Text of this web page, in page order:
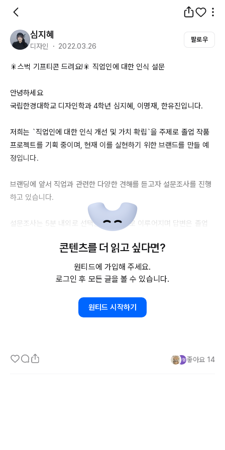
심지혜
디자인 ・ 2022.03.26
팔로우
🎇스벅 기프티콘 드려요!🎇 직업인에 대한 인식 설문
안녕하세요
국립한경대학교 디자인학과 4학년 심지혜, 이명재, 한유진입니다.
저희는 `직업인에 대한 인식 개선 및 가치 확립`을 주제로 졸업 작품
프로젝트를 기획 중이며, 현재 이를 실현하기 위한 브랜드를 만들 예
정입니다.
브랜딩에 앞서 직업과 관련한 다양한 견해를 듣고자 설문조사를 진행
하고 있습니다.
설문조사는 5분 내외로 선택형 /서술형으로 이루어지며 답변은 졸업
*답변 주신 분들 중 추첨을 통해 소정의 기프티콘을 보내드릴 예정입
누르고 넘어가주세요. 개인 정보는 추첨 이외에 다른 용도로 쓰이지
않으며 추첨 이후 즉시 파기됨을 알려드립니다.
콘텐츠를 더 읽고 싶다면?
원티드에 가입해 주세요.
로그인 후 모든 글을 볼 수 있습니다.
원티드 시작하기
좋아요 14